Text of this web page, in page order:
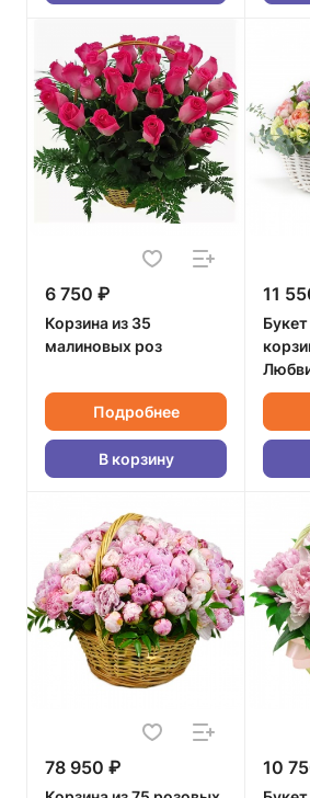
6 750 ₽
Корзина из 35
малиновых роз
Подробнее
В корзину
11
78 950 ₽ 10